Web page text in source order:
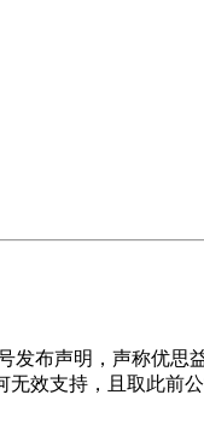
布声明，声称优思
效支持，且取此前